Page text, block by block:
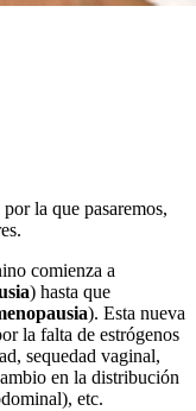
la que pasaremos,
comienza a
) hasta que
). Esta nueva
la falta de estrógenos
sequedad vaginal,
en la distribución
etc.